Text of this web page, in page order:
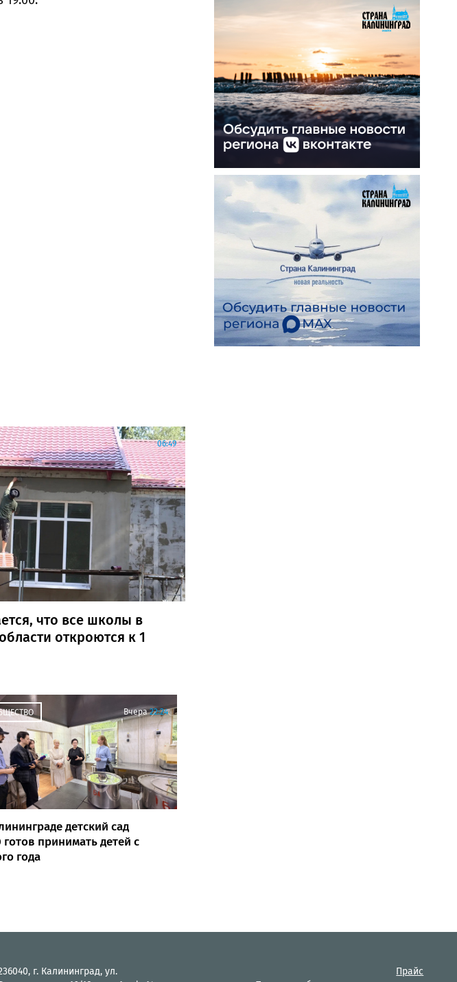
06:49
что все школы в
откроются к 1
Вчера 22:24
детский сад
принимать детей с
года
г. Калининград, ул.
Прайс